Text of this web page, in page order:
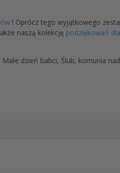
! Oprócz tego wyjątkowego
naszą kolekcję podziękowań dla
dzień babci, Ślub, komunia